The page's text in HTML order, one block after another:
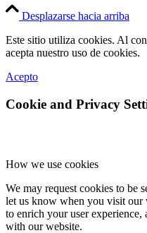
Desplazarse hacia arriba
Este sitio utiliza cookies. Al
acepta nuestro uso de cookies.
Acepto
Cookie and Privacy
How we use cookies
We may request cookies to be
let us know when you visit our
to enrich your user
with our website.